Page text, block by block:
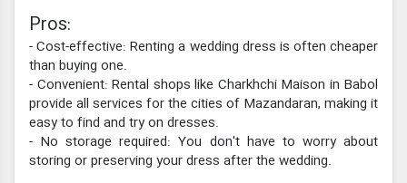
Pros:
- Cost-effective: Renting a wedding dress is often cheaper
than buying one.
- Convenient: Rental shops like Charkhchi Maison in Babol
provide all services for the cities of Mazandaran, making it
easy to find and try on dresses.
- No storage required: You don't have to worry about
storing or preserving your dress after the wedding.